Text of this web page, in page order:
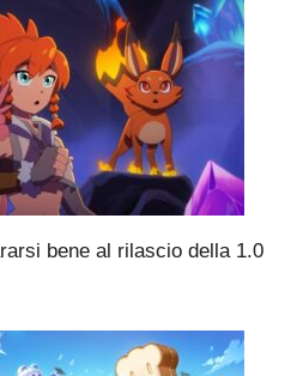
bene al rilascio della 1.0